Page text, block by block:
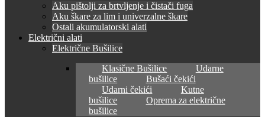
Aku pištolji za brtvljenje i čistači fuga
Aku škare za lim i univerzalne škare
Ostali akumulatorski alati
Električni alati
Električne Bušilice
Klasične Bušilice
Udarne
bušilice
Bušaći čekići
Udarni čekići
Kutne
bušilice
Oprema za električne
bušilice